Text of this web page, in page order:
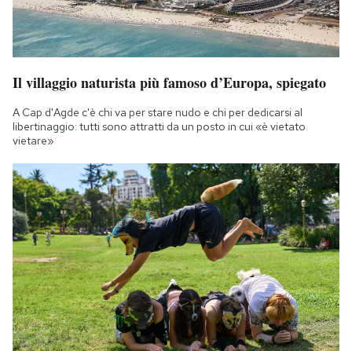
Il villaggio naturista più famoso d’Europa, spiegato
A Cap d'Agde c'è chi va per stare nudo e chi per dedicarsi al
libertinaggio: tutti sono attratti da un posto in cui «è vietato
vietare»